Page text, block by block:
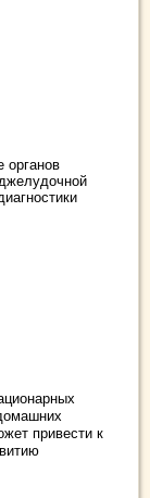
органов
привести к